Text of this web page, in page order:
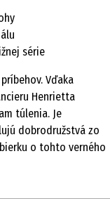
série
Vďaka
Henrietta
túlenia. Je
dobrodružstvá zo
o tohto verného